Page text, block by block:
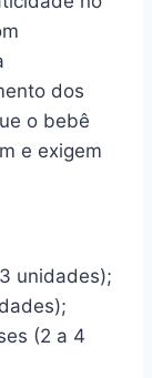
dos
o bebê
e exigem
unidades);
(2 a 4